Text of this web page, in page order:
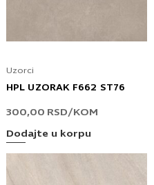
Uzorci
HPL UZORAK F662 ST76
300,00 RSD/KOM
Dodajte u korpu